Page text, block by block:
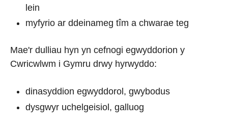
lein
myfyrio ar ddeinameg tîm a chwarae teg
Mae'r dulliau hyn yn cefnogi egwyddorion y
Cwricwlwm i Gymru drwy hyrwyddo:
dinasyddion egwyddorol, gwybodus
dysgwyr uchelgeisiol, galluog